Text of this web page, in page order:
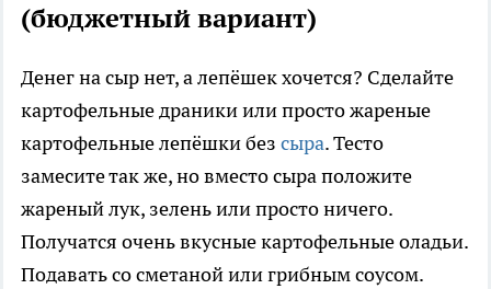
(бюджетный вариант)
Денег на сыр нет, а лепёшек хочется? Сделайте
картофельные драники или просто жареные
картофельные лепёшки без сыра. Тесто
замесите так же, но вместо сыра положите
жареный лук, зелень или просто ничего.
Получатся очень вкусные картофельные оладьи.
Подавать со сметаной или грибным соусом.